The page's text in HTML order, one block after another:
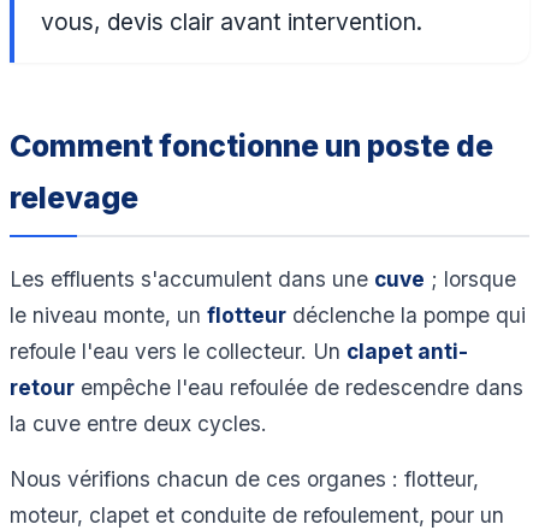
vous, devis clair avant intervention.
Comment fonctionne un poste de
relevage
Les effluents s'accumulent dans une cuve ; lorsque
le niveau monte, un flotteur déclenche la pompe qui
refoule l'eau vers le collecteur. Un clapet anti-
retour empêche l'eau refoulée de redescendre dans
la cuve entre deux cycles.
Nous vérifions chacun de ces organes : flotteur,
moteur, clapet et conduite de refoulement, pour un